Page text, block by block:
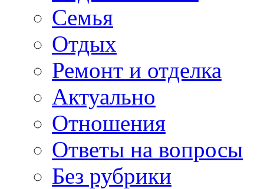
Семья
Отдых
Ремонт и отделка
Актуально
Отношения
Ответы на вопросы
Без рубрики